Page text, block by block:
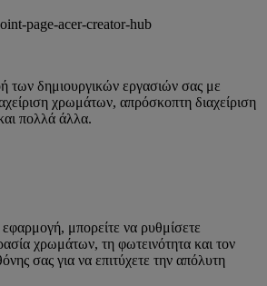
των δημιουργικών εργασιών σας με
χρωμάτων, απρόσκοπτη διαχείριση
πολλά άλλα.
μπορείτε να ρυθμίσετε
χρωμάτων, τη φωτεινότητα και τον
σας για να επιτύχετε την απόλυτη